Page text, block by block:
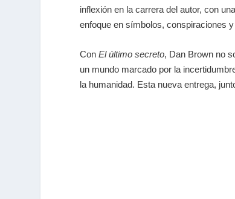
inflexión en la carrera del autor, con
enfoque en símbolos, conspiraciones
Con El último secreto, Dan Brown no
un mundo marcado por la
la humanidad. Esta nueva entrega,